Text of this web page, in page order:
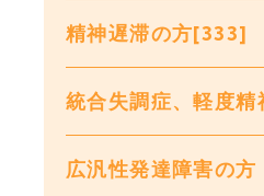
精神遅滞の方[333]
統合失調症、軽度
広汎性発達障害の